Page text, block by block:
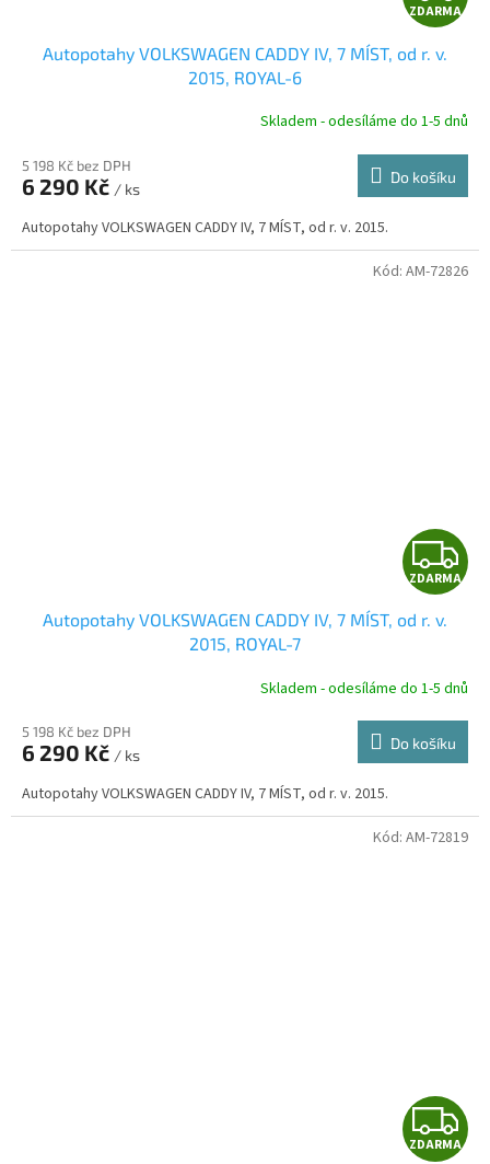
D
R
ZDARMA
Autopotahy VOLKSWAGEN CADDY IV, 7 MÍST, od r. v.
2015, ROYAL-6
Skladem - odesíláme do 1-5 dnů
5 198 Kč bez DPH
6 290 Kč / ks
Do košíku
Autopotahy VOLKSWAGEN CADDY IV, 7 MÍST, od r. v. 2015.
Z
D
R
ZDARMA
Autopotahy VOLKSWAGEN CADDY IV, 7 MÍST, od r. v.
2015, ROYAL-7
Skladem - odesíláme do 1-5 dnů
5 198 Kč bez DPH
6 290 Kč / ks
Do košíku
Autopotahy VOLKSWAGEN CADDY IV, 7 MÍST, od r. v. 2015.
Kód: AM-72826
Z
ZDARMA
Kód: AM-72819